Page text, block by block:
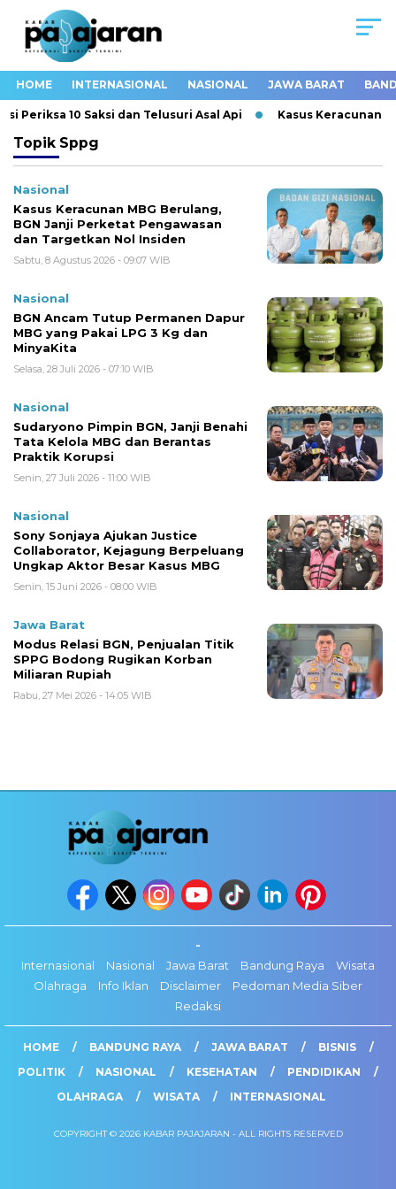
HOME INTERNASIONAL NASIONAL JAWA BARAT
Periksa 10 Saksi dan Telusuri Asal Api Kasus Keracunan
Topik Sppg
Nasional
Kasus Keracunan MBG Berulang,
BGN Janji Perketat Pengawasan
dan Targetkan Nol Insiden
Sabtu, 8 Agustus 2026 - 09:07 WIB
Nasional
BGN Ancam Tutup Permanen Dapur
MBG yang Pakai LPG 3 Kg dan
MinyaKita
Selasa, 28 Juli 2026 - 07:10 WIB
Nasional
Sudaryono Pimpin BGN, Janji Benahi
Tata Kelola MBG dan Berantas
Praktik Korupsi
Senin, 27 Juli 2026 - 11:00 WIB
Nasional
Sony Sonjaya Ajukan Justice
Collaborator, Kejagung Berpeluang
Ungkap Aktor Besar Kasus MBG
Senin, 15 Juni 2026 - 08:00 WIB
Jawa Barat
Modus Relasi BGN, Penjualan Titik
SPPG Bodong Rugikan Korban
Miliaran Rupiah
Rabu, 27 Mei 2026 - 14:05 WIB
-
Internasional
Nasional Jawa Barat Bandung Raya
Wisata
Olahraga
Info Iklan Disclaimer
Pedoman Media Siber
Redaksi
HOME BANDUNG RAYA JAWA BARAT
BISNIS
POLITIK
NASIONAL KESEHATAN
PENDIDIKAN
OLAHRAGA
WISATA INTERNASIONAL
COPYRIGHT © 2026 KABAR PAJAJARAN - ALL RIGHTS RESERVED